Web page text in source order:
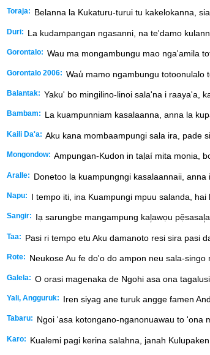
Toraja: Belanna la Kukaturu-turui tu kakelokanna,
Duri: La kudampangan ngasanni, na te'damo
Gorontalo: Wau ma mongambungu mao nga'amila
Gorontalo 2006: Wau̒ mamo ngambungu totoonulalo
Balantak: Yaku' bo mingilino-linoi sala'na i raaya'a,
Bambam: La kuampunniam kasalaanna, anna la
Kaili Da'a: Aku kana mombaampungi sala ira, pade
Mongondow: Ampungan-Kudon in taḷaí mita monia,
Aralle: Donetoo la kuampungngi kasalaannaii,
Napu: I tempo iti, ina Kuampungi mpuu salanda,
Sangir: Iạ sarungbe mangampung kal᷊awọu
Taa: Pasi ri tempo etu Aku damanoto resi sira pasi
Rote: Neukose Au fe do'o do ampon neu sala-
Galela: O orasi magenaka de Ngohi asa ona
Yali, Angguruk: Iren siyag ane turuk angge famen
Tabaru: Ngoi 'asa kotongano-nganonuawau to 'ona
Karo: Kualemi pagi kerina salahna, janah